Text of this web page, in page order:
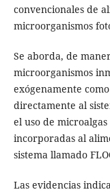
convencionales de
microorganismos
Se aborda, de
microorganismos
exógenamente
directamente al
el uso de
incorporadas al
sistema llamado
Las evidencias